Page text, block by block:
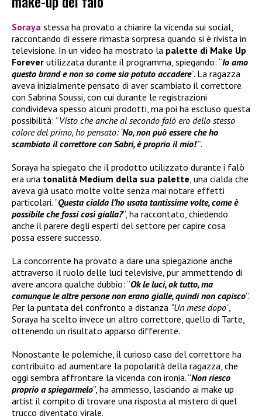
Soraya stessa ha provato a chiarire la vicenda sui social,
raccontando di essere rimasta sorpresa quando si è rivista in
televisione. In un video ha mostrato la palette di Make Up
Forever utilizzata durante il programma, spiegando: “Io amo
questo brand e non so come sia potuto accadere”. La ragazza
aveva inizialmente pensato di aver scambiato il correttore
con Sabrina Soussi, con cui durante le registrazioni
condivideva spesso alcuni prodotti, ma poi ha escluso questa
possibilità: “Visto che anche al secondo falò ero dello stesso
colore del primo, ho pensato: ‘No, non può essere che ho
scambiato il correttore con Sabri, è proprio il mio!’”.
Soraya ha spiegato che il prodotto utilizzato durante i falò
era una tonalità Medium della sua palette , una cialda che
aveva già usato molte volte senza mai notare effetti
particolari. “Questa cialda l’ho usata tantissime volte, come è
possibile che fossi così gialla?”, ha raccontato, chiedendo
anche il parere degli esperti del settore per capire cosa
possa essere successo.
La concorrente ha provato a dare una spiegazione anche
attraverso il ruolo delle luci televisive, pur ammettendo di
avere ancora qualche dubbio: “Ok le luci, ok tutto, ma
comunque le altre persone non erano gialle, quindi non capisco”.
Per la puntata del confronto a distanza “Un mese dopo”,
Soraya ha scelto invece un altro correttore, quello di Tarte,
ottenendo un risultato apparso differente.
Nonostante le polemiche, il curioso caso del correttore ha
contribuito ad aumentare la popolarità della ragazza, che
oggi sembra affrontare la vicenda con ironia. “Non riesco
proprio a spiegarmelo”, ha ammesso, lasciando ai make up
artist il compito di trovare una risposta al mistero di quel
trucco diventato virale.